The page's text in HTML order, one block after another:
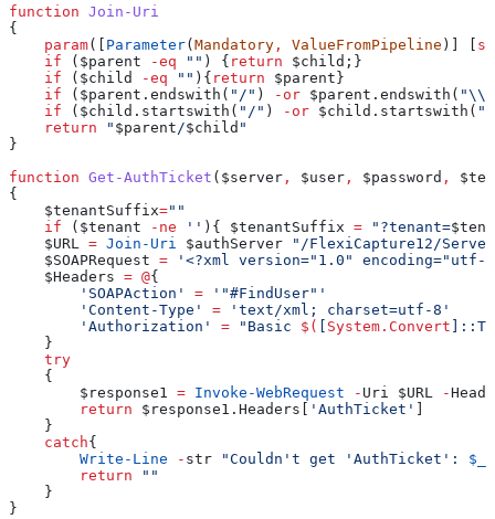
function Join-Uri
{
    param
([ Parameter( Mandatory , ValueFromPipeline )] [
    if
( $parent -eq "" ) { return $child ;}
    if
( $child -eq "" ){ return $parent }
    if
( $parent .endswith ( "/" ) -or $parent .endswith ( "\\"
    if
( $child .startswith ( "/" ) -or $child .startswith (
    return
" $parent/$child "
}
function Get-AuthTicket ( $server , $user , $password ,
{
    $tenantSuffix
=""
    if
( $tenant -ne '' ){ $tenantSuffix = "?tenant=
    $URL
= Join-Uri $authServer "/FlexiCapture12/
    $SOAPRequest
= '<?xml version="1.0" encoding="utf-
    $Headers
= @{
        'SOAPAction'
= '"#FindUser"'
        'Content-Type'
= 'text/xml; charset=utf-8'
        'Authorization'
= "Basic $( System.Convert
    }
    try
    {
        $response1
= Invoke-WebRequest - Uri $URL -
        return
$response1 .Headers 'AuthTicket'
    }
    catch
{
        Write-Line
- str "Couldn't get 'AuthTicket': $_
        return
""
    }
}